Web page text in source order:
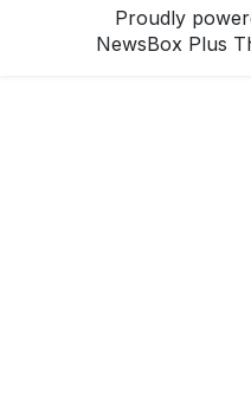
Proudly
NewsBox Plus